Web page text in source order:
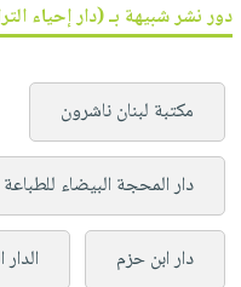
دور نشر شبيهة بـ (دار إحياء
مكتبة لبنان ناشرون
دار المحجة البيضاء
دار ابن حزم